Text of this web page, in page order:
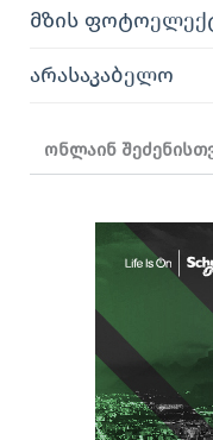
მზის
არასაკაბელო
ონლაინ